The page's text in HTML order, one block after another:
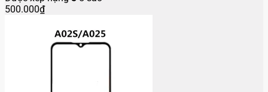
500.000₫